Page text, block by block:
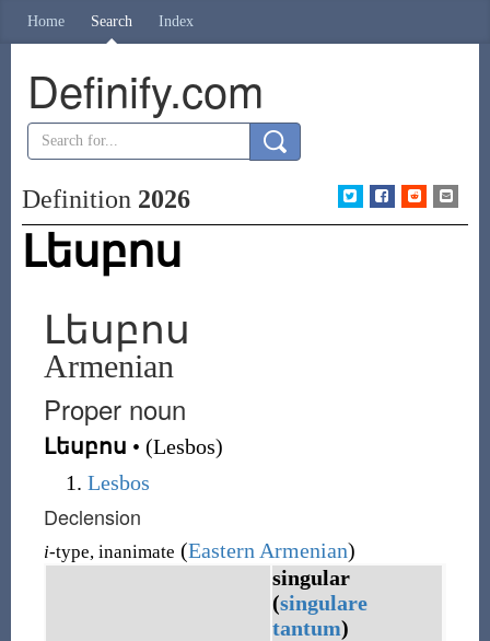
Home Search Index
Definify.com
Definition 2026
Լեսբոս
Լեսբոս
Armenian
Proper noun
Լեսբոս • (Lesbos)
Lesbos
Declension
i-type, inanimate (Eastern Armenian)
singular
(singulare
tantum)